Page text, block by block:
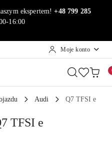
ekspertem!+48 799 285
16:00
Moje konto
Audi Q7 TFSI e
TFSI e